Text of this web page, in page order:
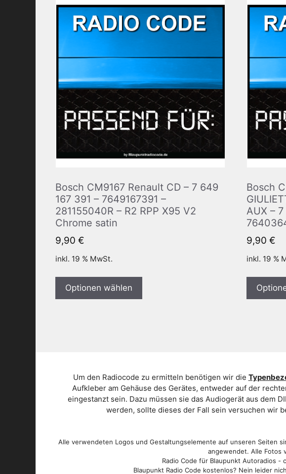
Bosch CM9167 Renault CD – 7 649
167 391 – 7649167391 –
281155040R – R2 RPP X95 V2
Chrome satin
9,90 €
inkl. 19 % MwSt.
Optionen wählen
Bosch
AUX –
9,90 €
inkl. 19 %
Um den Radiocode zu ermitteln benötigen wir die
Aufkleber am Gehäuse des Gerätes, entweder auf der
eingestanzt sein. Dazu müssen sie das Audiogerät aus dem
werden, sollte dieses der Fall sein versuchen wir
Alle verwendeten Logos und Gestaltungselemente auf unseren Seiten
angewendet. Alle Fotos
Radio Code für Blaupunkt Autoradios
Blaupunkt Radio Code kostenlos? Nein leider